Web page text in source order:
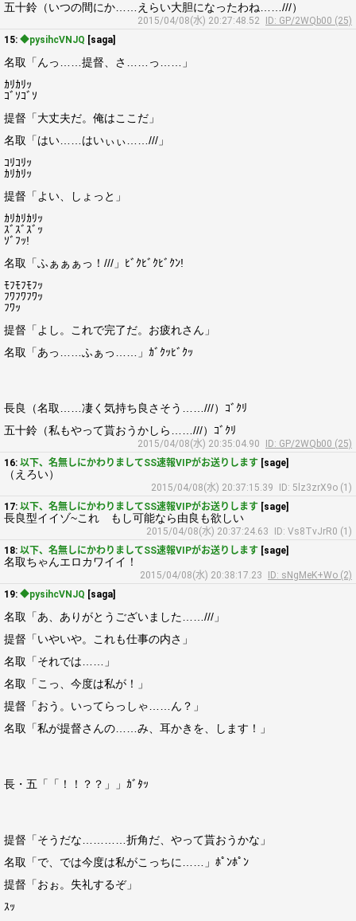
五十鈴（いつの間にか……えらい大胆になったわね……///）
2015/04/08(水) 20:27:48.52
ID: GP/2WQb00 (25)
15: ◆pysihcVNJQ [saga]
名取「んっ……提督、さ……っ……」
ｶﾘｶﾘｯ
ｺﾞｿｺﾞｿ
提督「大丈夫だ。俺はここだ」
名取「はい……はいぃぃ……///」
ｺﾘｺﾘｯ
ｶﾘｶﾘｯ
提督「よい、しょっと」
ｶﾘｶﾘｶﾘｯ
ｽﾞｽﾞｽﾞｯ
ｿﾞﾌｯ!
名取「ふぁぁぁっ！///」ﾋﾞｸﾋﾞｸﾋﾞｸﾝ!
ﾓﾌﾓﾌﾓﾌｯ
ﾌﾜﾌﾜﾌﾜｯ
ﾌﾜｯ
提督「よし。これで完了だ。お疲れさん」
名取「あっ……ふぁっ……」ｶﾞｸｯﾋﾞｸｯ
長良（名取……凄く気持ち良さそう……///）ｺﾞｸﾘ
五十鈴（私もやって貰おうかしら……///）ｺﾞｸﾘ
2015/04/08(水) 20:35:04.90
ID: GP/2WQb00 (25)
16: 以下、名無しにかわりましてSS速報VIPがお送りします [sage]
（えろい）
2015/04/08(水) 20:37:15.39
ID: 5lz3zrX9o (1)
17: 以下、名無しにかわりましてSS速報VIPがお送りします [sage]
長良型イイゾ~これ もし可能なら由良も欲しい
2015/04/08(水) 20:37:24.63
ID: Vs8TvJrR0 (1)
18: 以下、名無しにかわりましてSS速報VIPがお送りします [sage]
名取ちゃんエロカワイイ！
2015/04/08(水) 20:38:17.23
ID: sNgMeK+Wo (2)
19: ◆pysihcVNJQ [saga]
名取「あ、ありがとうございました……///」
提督「いやいや。これも仕事の内さ」
名取「それでは……」
名取「こっ、今度は私が！」
提督「おう。いってらっしゃ……ん？」
名取「私が提督さんの……み、耳かきを、します！」
長・五「「！！？？」」ｶﾞﾀｯ
提督「そうだな…………折角だ、やって貰おうかな」
名取「で、では今度は私がこっちに……」ﾎﾟﾝﾎﾟﾝ
提督「おぉ。失礼するぞ」
ｽｯ